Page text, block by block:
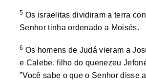
5 Os israelitas dividiram a terra
Senhor tinha ordenado a Moisés.
6 Os homens de Judá vieram a
e Calebe, filho do quenezeu
"Você sabe o que o Senhor disse